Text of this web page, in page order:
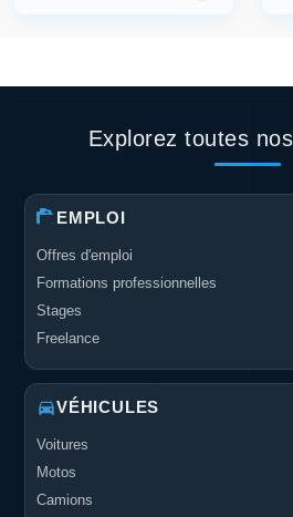
Explorez toutes
EMPLOI
Offres d'emploi
Formations professionnelles
Stages
Freelance
VÉHICULES
Voitures
Motos
Camions